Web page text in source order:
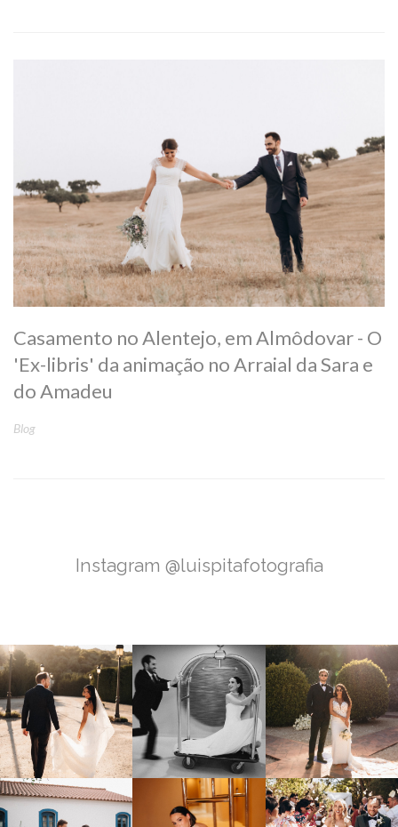
Casamento no Alentejo, em Almôdovar - O
'Ex-libris' da animação no Arraial da Sara e
do Amadeu
Blog
Instagram @luispitafotografia